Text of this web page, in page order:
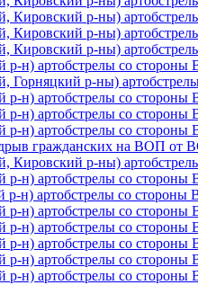
Кировский р-ны)
Кировский р-ны)
Кировский р-ны)
р-н) артобстрелы со
Горняцкий р-ны)
р-н) артобстрелы со
р-н) артобстрелы со
р-н) артобстрелы со
гражданских на ВОП от
Кировский р-ны)
р-н) артобстрелы со
р-н) артобстрелы со стороны
р-н) артобстрелы со
р-н) артобстрелы со
р-н) артобстрелы со
р-н) артобстрелы со
р-н) артобстрелы со